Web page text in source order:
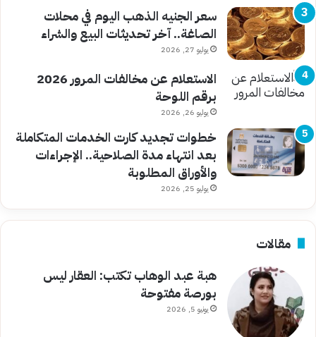
سعر الجنيه الذهب اليوم في محلات
الصاغة.. آخر تحديثات البيع والشراء
يوليو 27, 2026
الاستعلام عن مخالفات المرور 2026
برقم اللوحة
يوليو 26, 2026
خطوات تجديد كارت الخدمات المتكاملة
بعد انتهاء مدة الصلاحية.. الإجراءات
والأوراق المطلوبة
يوليو 25, 2026
مقالات
هبة عبد الوهاب تكتب: العقار ليس
بورصة مفتوحة
يونيو 5, 2026